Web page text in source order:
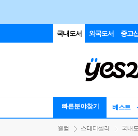
국내도서 외국도서 중고
빠른분야찾기 베스트
웰컴 스테디셀러 국내